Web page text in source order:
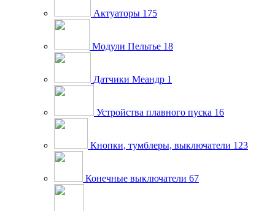
Актуаторы 175
Модули Пельтье 18
Датчики Меандр 1
Устройства плавного пуска 16
Кнопки, тумблеры, выключатели 123
Конечные выключатели 67